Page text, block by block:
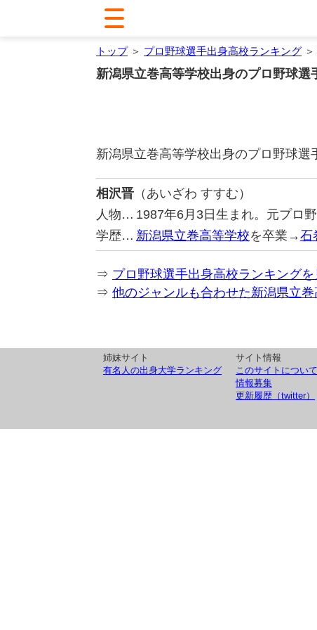
トップ＞ プロ野球選手出身高校ランキング
新潟県立巻高等学校出身のプロ野球選
新潟県立巻高等学校出身のプロ野球選
相沢晋 （あいざわ すすむ）
人物… 1987年6月3日生まれ。元プロ
学歴… 新潟県立巻高等学校を卒業→石
⇒ プロ野球選手出身高校ランキングを
⇒ 他のジャンルも合わせた新潟県立
姉妹サイト
有名人の出身大学ランキング
サイト情報
このサイトについて
情報募集
更新履歴（twitter）